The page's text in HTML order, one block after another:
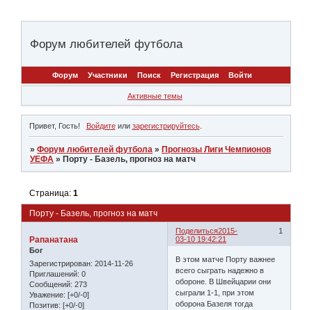
Форум любителей футбола
Форум Участники Поиск Регистрация Войти
Активные темы
Привет, Гость! Войдитеили зарегистрируйтесь.
»Форум любителей футбола » Прогнозы Лиги Чемпионов
УЕФА » Порту - Базель, прогноз на матч
Порту - Базель, прогноз на матч
Страница:1
Поделиться 1
2015-
03-10 19:42:21
Рапанатана
Бог
Зарегистрирован: 2014-11-26
Приглашений: 0
Сообщений: 273
Уважение: [+0/-0]
Позитив: [+0/-0]
В этом матче Порту важнее
всего сыграть надежно в
обороне. В Швейцарии они
сыграли 1-1, при этом
оборона Базеля тогда